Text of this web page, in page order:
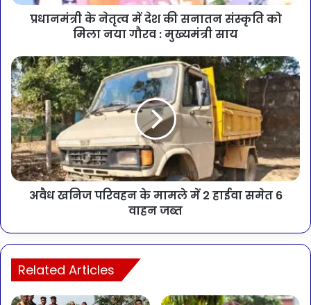
प्रधानमंत्री के नेतृत्व में देश की सनातन संस्कृति को
मिला नया गौरव : मुख्यमंत्री साय
अवैध खनिज परिवहन के मामले में 2 हाईवा समेत 6
वाहन जब्त
Related Articles